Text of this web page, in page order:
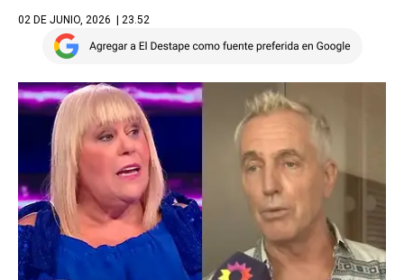
02 DE JUNIO, 2026 | 23.52